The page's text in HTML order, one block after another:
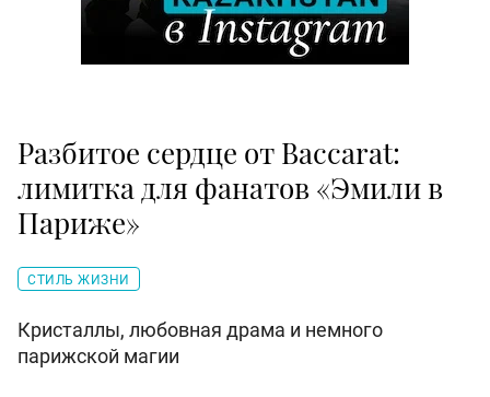
Разбитое сердце от Baccarat:
лимитка для фанатов «Эмили в
Париже»
СТИЛЬ ЖИЗНИ
Кристаллы, любовная драма и немного
парижской магии